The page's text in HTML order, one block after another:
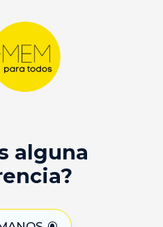
alguna